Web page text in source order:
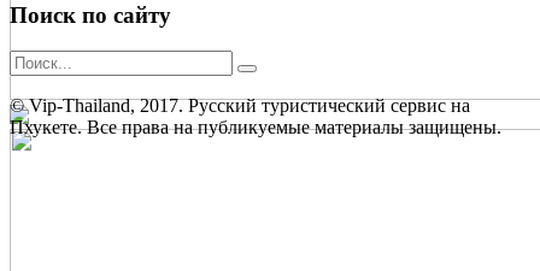
Поиск по сайту
© Vip-Thailand, 2017. Русский туристический сервис на
Пхукете. Все права на публикуемые материалы защищены.